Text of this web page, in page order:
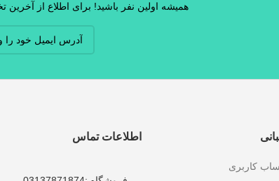
همیشه اولین نفر باشید! برای اطلاع از آخرین
کاربری
اطلاعات تماس